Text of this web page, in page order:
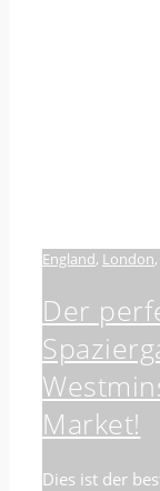
England, London,
Der
Market!
Dies ist der